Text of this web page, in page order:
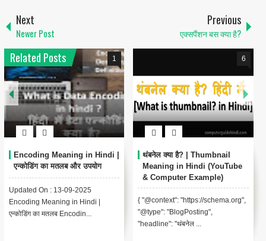
Next
Newer Post
Previous
एक्सपैंशन बस क्या है?
Related Posts 1
Encoding Meaning in Hindi |
एन्कोडिंग का मतलब और उपयोग
Updated On : 13-09-2025
Encoding Meaning in Hindi |
एन्कोडिंग का मतलब Encodin...
6
थंबनेल क्या है? | Thumbnail
Meaning in Hindi (YouTube
& Computer Example)
{ "@context": "https://schema.org",
"@type": "BlogPosting",
"headline": "थंबनेल ...